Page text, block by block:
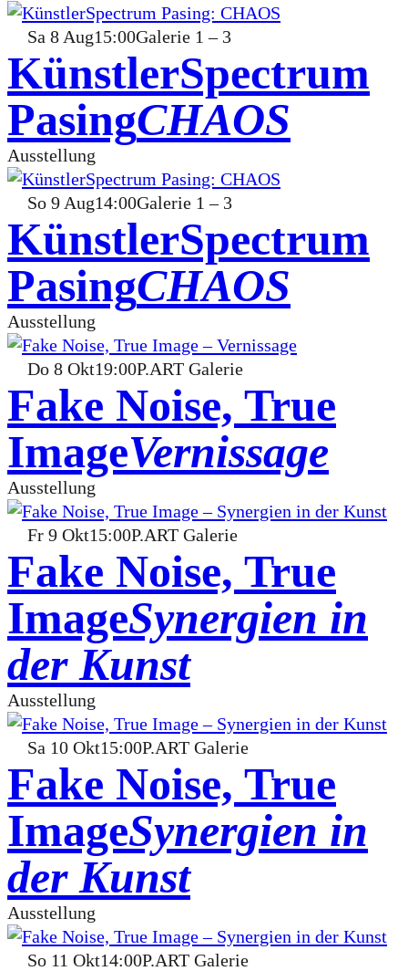
Sa 8 Aug15:00Galerie 1 – 3
KünstlerSpectrum
PasingCHAOS
Ausstellung
So 9 Aug14:00Galerie 1 – 3
KünstlerSpectrum
PasingCHAOS
Ausstellung
Do 8 Okt19:00P.ART Galerie
Fake Noise, True
ImageVernissage
Ausstellung
Fr 9 Okt15:00P.ART Galerie
Fake Noise, True
ImageSynergien in
der Kunst
Ausstellung
Sa 10 Okt15:00P.ART Galerie
Fake Noise, True
ImageSynergien in
der Kunst
Ausstellung
So 11 Okt14:00P.ART Galerie